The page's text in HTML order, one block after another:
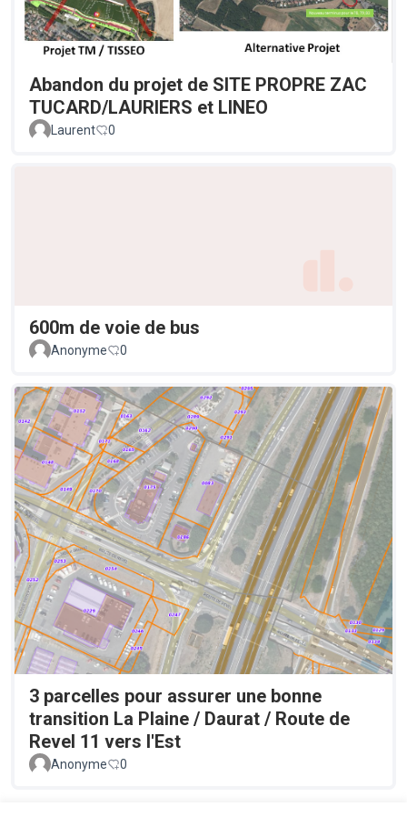
Abandon du projet de SITE PROPRE ZAC
TUCARD/LAURIERS et LINEO
Laurent 0
600m de voie de bus
Anonyme 0
3 parcelles pour assurer une bonne
transition La Plaine / Daurat / Route de
Revel 11 vers l'Est
Anonyme 0